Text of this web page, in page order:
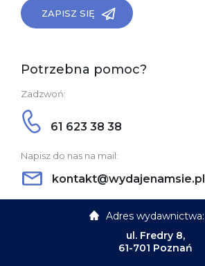
ZAPISZ SIĘ
Potrzebna pomoc?
Zadzwoń:
61 623 38 38
Napisz do nas na mail:
kontakt@wydajenamsie.pl
Adres wydawnictwa:
ul. Fredry 8,
61-701 Poznań